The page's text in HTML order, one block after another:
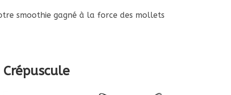
smoothie gagné à la force des mollets